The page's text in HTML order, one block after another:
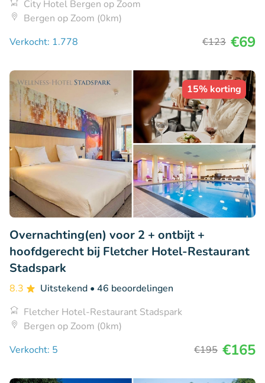
City Hotel Bergen op Zoom
Bergen op Zoom (0km)
Verkocht: 1.778
€123 €69
15% korting
Overnachting(en) voor 2 + ontbijt +
hoofdgerecht bij Fletcher Hotel-Restaurant
Stadspark
8.3 Uitstekend • 46 beoordelingen
Fletcher Hotel-Restaurant Stadspark
Bergen op Zoom (0km)
Verkocht: 5
€195 €165